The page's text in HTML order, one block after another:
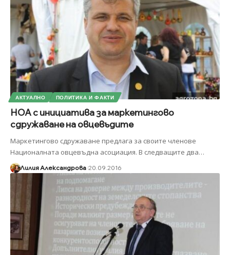
АКТУАЛНО ПОЛИТИКА И ФАКТИ
НОА с инициатива за маркетингово
сдружаване на овцевъдите
Маркетингово сдружаване предлага за своите членове
Националната овцевъдна асоциация. В следващите два…
Лилия Александрова 20.09.2016